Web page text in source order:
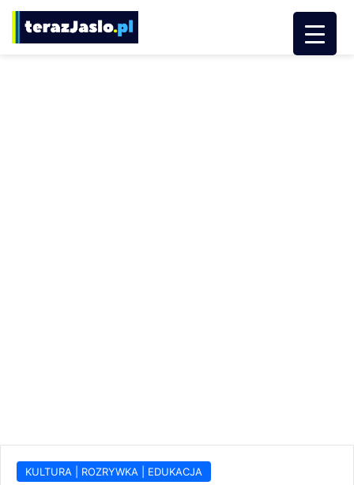
KULTURA | ROZRYWKA | EDUKACJA